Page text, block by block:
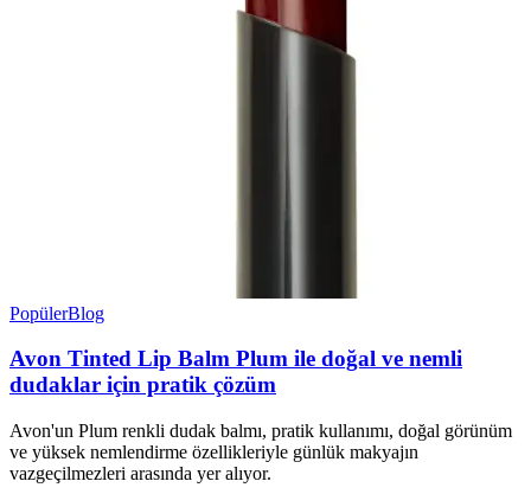
PopülerBlog
Avon Tinted Lip Balm Plum ile doğal ve nemli
dudaklar için pratik çözüm
Avon'un Plum renkli dudak balmı, pratik kullanımı, doğal görünüm
ve yüksek nemlendirme özellikleriyle günlük makyajın
vazgeçilmezleri arasında yer alıyor.